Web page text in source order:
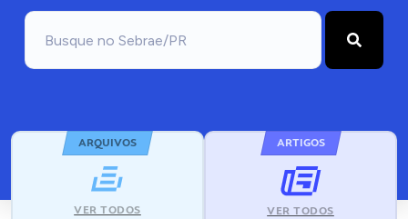
ARQUIVOS
VER TODOS
ARTIGOS
VER TODOS